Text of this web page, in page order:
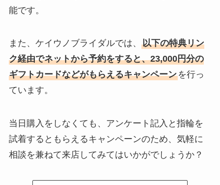
能です。
また、ケイウノブライダルでは、 以下の特典リン
ク経由でネットから予約をすると、23,000円分の
ギフトカードなどがもらえるキャンペーンを行っ
ています。
当日購入をしなくても、アンケート記入と指輪を
試着するともらえるキャンペーンのため、気軽に
相談を兼ねて来店してみてはいかがでしょうか？